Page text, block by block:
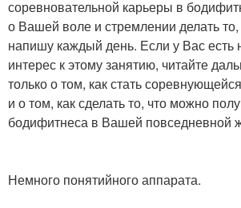
соревновательной карьеры в
о Вашей воле и стремлении делать
напишу каждый день. Если у Вас есть
интерес к этому занятию, читайте
только о том, как стать
и о том, как сделать то, что можно
бодифитнеса в Вашей повседневной
Немного понятийного аппарата.